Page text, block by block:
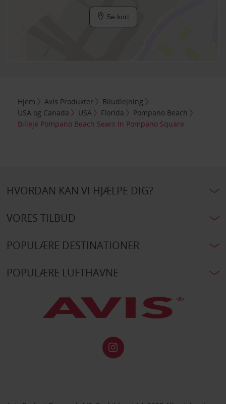
Se kort
Hjem Avis Produkter
Biludlejning
USA og Canada
USA Florida
Pompano Beach
Billeje Pompano Beach Sears In Pompano Square
HVORDAN KAN VI HJÆLPE DIG?
VORES TILBUD
POPULÆRE DESTINATIONER
POPULÆRE LUFTHAVNE